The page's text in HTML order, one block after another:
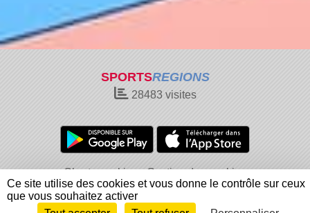
SPORTSREGIONS
28483visites
Charte cookies
Gestion des cookies
Informations légales
Signaler un contenu inapproprié
Ce site utilise des cookies et vous donne le contrôle sur ceux
que vous souhaitez activer